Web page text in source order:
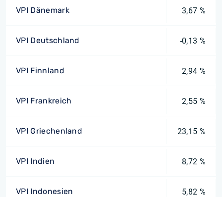
VPI Dänemark 3,67 %
VPI Deutschland -0,13 %
VPI Finnland 2,94 %
VPI Frankreich 2,55 %
VPI Griechenland 23,15 %
VPI Indien 8,72 %
VPI Indonesien 5,82 %